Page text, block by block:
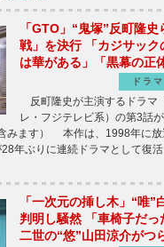
「GTO」“鬼塚”反町隆
戦」を決行 「カジサック
は華がある」「黒幕の正
ドラマ
反町隆史が主演するドラマ
レ・フジテレビ系）の第3話
みます） 本作は、1998年に放
年ぶりに連続ドラマとして復
「一次元の挿し木」“唯”
判明し騒然 「車椅子だっ
二世の“悠”山田涼介がつ